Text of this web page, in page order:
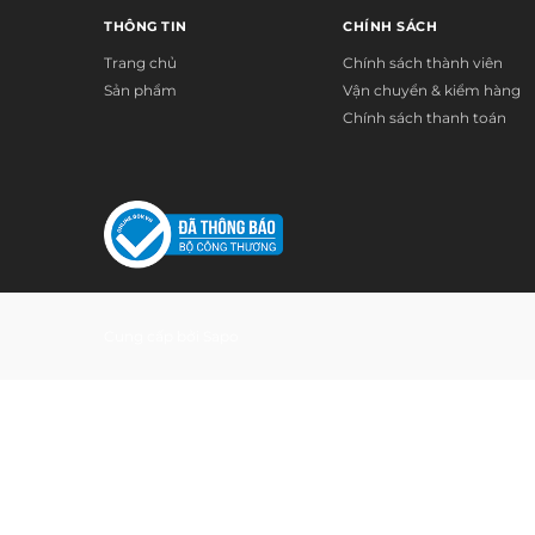
THÔNG TIN
Trang chủ
Sản phẩm
CHÍNH SÁCH
Chính sách thành viên
Vận chuyển & kiểm hàng
Chính sách thanh toán